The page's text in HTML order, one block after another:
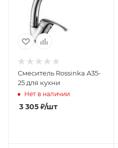
Смеситель Rossinka A35-
25 для кухни
Нет в наличии
3 305 ₽/шт